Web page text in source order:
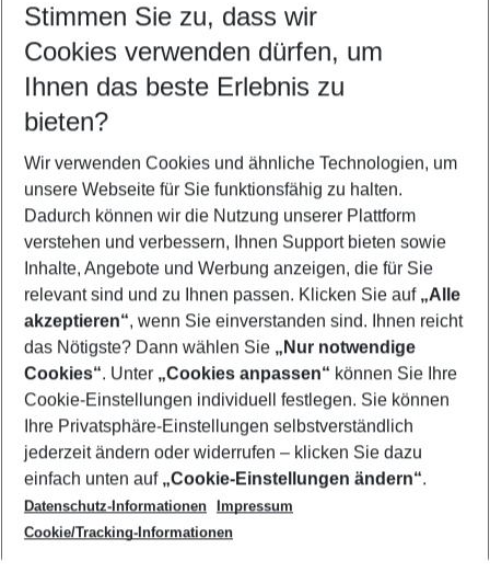
Abflughafen wählen
Beliebiger Abflughafen
Reisezeitraum wählen
09.08.26– 07.08.27 5-8 Nächte
2 Erwachsene Keine Kinder
Mehr Filter anzeigen
Footer
Footer navigation
Über uns
AGB
Cookie-Einstellungen ändern
Cookie-Richtlinie
Datenschutz
Service & Hilfe
Barrierefreies Reisen
Check-in
Folgen Sie uns
Stimmen Sie zu, dass wir
Cookies verwenden dürfen, um
Ihnen das beste Erlebnis zu
bieten?
Wir verwenden Cookies und ähnliche Technologien, um
unsere Webseite für Sie funktionsfähig zu halten.
Dadurch können wir die Nutzung unserer Plattform
verstehen und verbessern, Ihnen Support bieten sowie
Inhalte, Angebote und Werbung anzeigen, die für Sie
relevant sind und zu Ihnen passen. Klicken Sie auf „Alle
akzeptieren“, wenn Sie einverstanden sind. Ihnen reicht
das Nötigste? Dann wählen Sie „Nur notwendige
Cookies“. Unter „Cookies anpassen“ können Sie Ihre
Cookie-Einstellungen individuell festlegen. Sie können
Ihre Privatsphäre-Einstellungen selbstverständlich
jederzeit ändern oder widerrufen – klicken Sie dazu
einfach unten auf „Cookie-Einstellungen ändern“.
Datenschutz-Informationen
Impressum
Cookie/Tracking-Informationen